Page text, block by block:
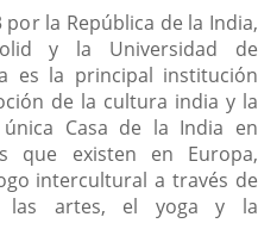
la República de la India,
y la Universidad de
es la principal institución
de la cultura india y la
Casa de la India en
que existen en Europa,
intercultural a través de
las artes, el yoga y la